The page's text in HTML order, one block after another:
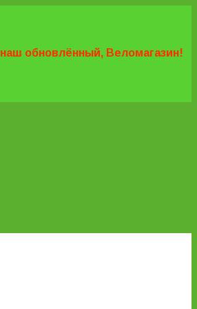
обновлённый, Веломагазин!